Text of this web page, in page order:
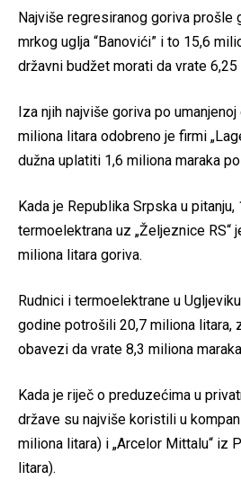
Najviše regresiranog goriva prošle
mrkog uglja “Banovići” i to 15,6
državni budžet morati da vrate 6,25
Iza njih najviše goriva po
miliona litara odobreno je firmi
dužna uplatiti 1,6 miliona maraka
Kada je Republika Srpska u pitanju,
termoelektrana uz „Željeznice RS“
miliona litara goriva.
Rudnici i termoelektrane u
godine potrošili 20,7 miliona litara,
obavezi da vrate 8,3 miliona
Kada je riječ o preduzećima u
države su najviše koristili u
miliona litara) i „Arcelor Mittalu“ iz
litara).